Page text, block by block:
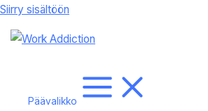
Siirry sisältöön
Päävalikko